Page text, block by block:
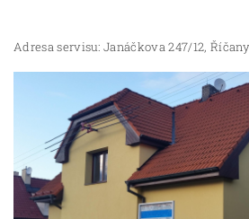
Adresa servisu: Janáčkova 247/12,